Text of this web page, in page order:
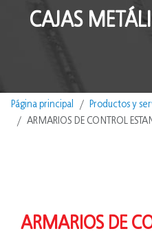
CAJAS
Página principal Productos y
ARMARIOS DE CONTROL
ARMARIOS DE